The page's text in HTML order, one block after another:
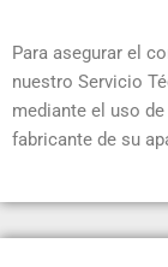
Para asegurar el
nuestro Servicio
mediante el uso
fabricante de su